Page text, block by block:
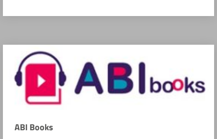
ABI Books